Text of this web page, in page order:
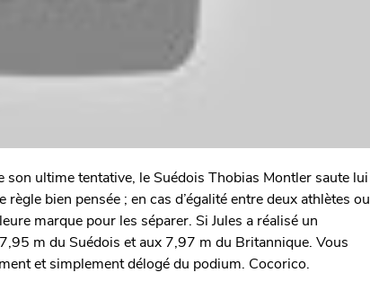
son ultime tentative, le Suédois Thobias Montler saute lui
bien pensée ; en cas d’égalité entre deux athlètes ou
marque pour les séparer. Si Jules a réalisé un
m du Suédois et aux 7,97 m du Britannique. Vous
et simplement délogé du podium. Cocorico.